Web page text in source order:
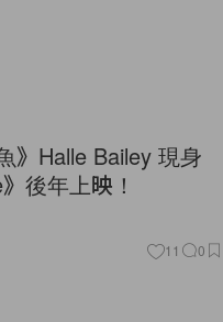
》Halle Bailey 現身
後年上映！
11 0